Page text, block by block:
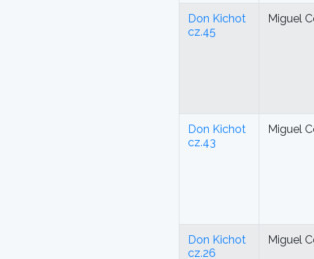
Don Kichot
cz.45
Miguel
Don Kichot
cz.43
Miguel
Don Kichot
cz.26
Miguel